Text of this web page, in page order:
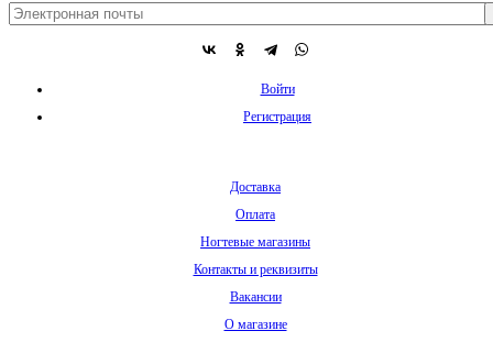
Войти
Регистрация
Доставка
Оплата
Ногтевые магазины
Контакты и реквизиты
Вакансии
О магазине